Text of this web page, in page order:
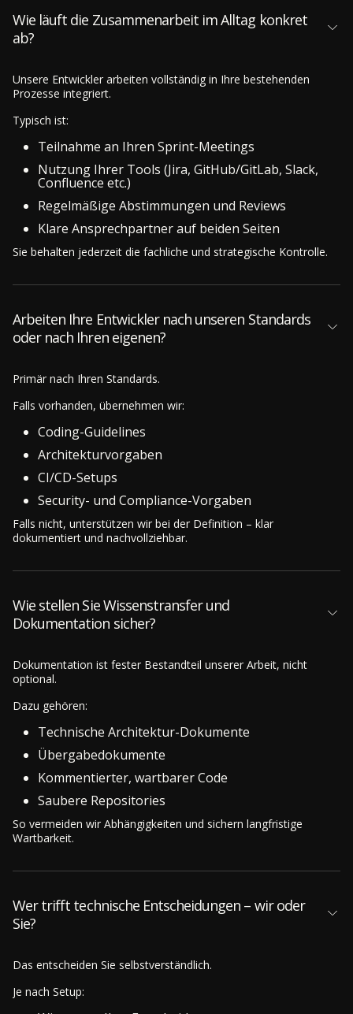
Wie läuft die Zusammenarbeit im Alltag konkret
ab?
Unsere Entwickler arbeiten vollständig in Ihre bestehenden
Prozesse integriert.
Typisch ist:
Teilnahme an Ihren Sprint-Meetings
Nutzung Ihrer Tools (Jira, GitHub/GitLab, Slack,
Confluence etc.)
Regelmäßige Abstimmungen und Reviews
Klare Ansprechpartner auf beiden Seiten
Sie behalten jederzeit die fachliche und strategische Kontrolle.
Arbeiten Ihre Entwickler nach unseren Standards
oder nach Ihren eigenen?
Primär nach Ihren Standards.
Falls vorhanden, übernehmen wir:
Coding-Guidelines
Architekturvorgaben
CI/CD-Setups
Security- und Compliance-Vorgaben
Falls nicht, unterstützen wir bei der Definition – klar
dokumentiert und nachvollziehbar.
Wie stellen Sie Wissenstransfer und
Dokumentation sicher?
Dokumentation ist fester Bestandteil unserer Arbeit, nicht
optional.
Dazu gehören:
Technische Architektur-Dokumente
Übergabedokumente
Kommentierter, wartbarer Code
Saubere Repositories
So vermeiden wir Abhängigkeiten und sichern langfristige
Wartbarkeit.
Wer trifft technische Entscheidungen – wir oder
Sie?
Das entscheiden Sie selbstverständlich.
Je nach Setup: